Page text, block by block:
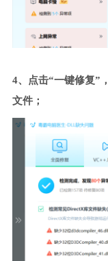
4、点击“一键修复”
文件；